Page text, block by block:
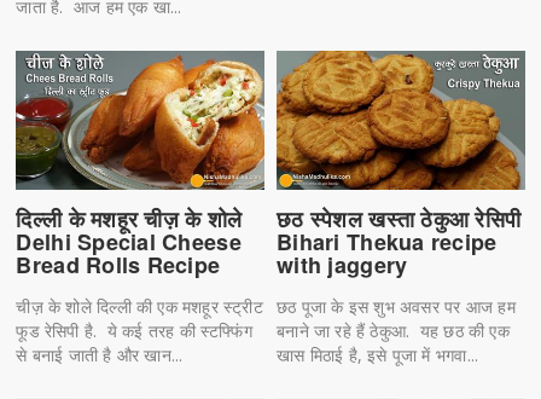
जाता है. आज हम एक खा...
दिल्ली के मशहूर चीज़ के शोले
Delhi Special Cheese
Bread Rolls Recipe
चीज़ के शोले दिल्ली की एक मशहूर स्ट्रीट
फूड रेसिपी है. ये कई तरह की स्टफ्फिंग
से बनाई जाती है और खान...
छठ स्पेशल खस्ता ठेकुआ रेसिपी
Bihari Thekua recipe
with jaggery
छठ पूजा के इस शुभ अवसर पर आज हम
बनाने जा रहे हैं ठेकुआ. यह छठ की एक
खास मिठाई है, इसे पूजा में भगवा...